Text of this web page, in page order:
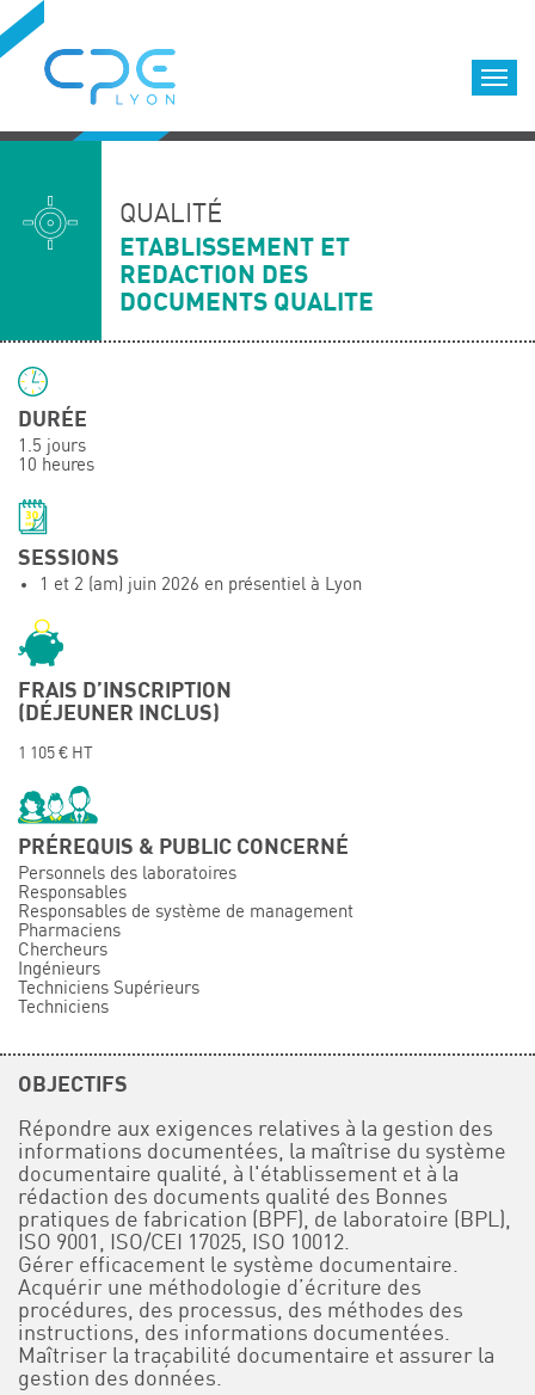
Formations qualifiantes
Formations diplômantes
Infos pratiques
Déroulement des formations
Equipe
Événements
Contacts
QUALITÉ
ETABLISSEMENT ET
REDACTION DES
DOCUMENTS QUALITE
DURÉE
1.5 jours
10 heures
SESSIONS
1 et 2 (am) juin 2026 en présentiel à Lyon
FRAIS D’INSCRIPTION
(DÉJEUNER INCLUS)
1 105 € HT
PRÉREQUIS & PUBLIC CONCERNÉ
Personnels des laboratoires
Responsables
Responsables de système de management
Pharmaciens
Chercheurs
Ingénieurs
Techniciens Supérieurs
Techniciens
OBJECTIFS
Répondre aux exigences relatives à la gestion des
informations documentées, la maîtrise du système
documentaire qualité, à l'établissement et à la
rédaction des documents qualité des Bonnes
pratiques de fabrication (BPF), de laboratoire (BPL),
ISO 9001, ISO/CEI 17025, ISO 10012.
Gérer efficacement le système documentaire.
Acquérir une méthodologie d’écriture des
procédures, des processus, des méthodes des
instructions, des informations documentées.
Maîtriser la traçabilité documentaire et assurer la
gestion des données.
Cookies management panel